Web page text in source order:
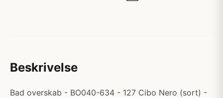
Beskrivelse
Bad overskab - BO040-634 - 127 Cibo Nero (sort) -